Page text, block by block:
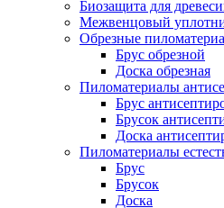
Биозащита для
Межвенцовый
Обрезные
Брус обрезной
Доска обрезная
Пиломатериалы
Брус
Брусок
Доска
Пиломатериалы
Брус
Брусок
Доска